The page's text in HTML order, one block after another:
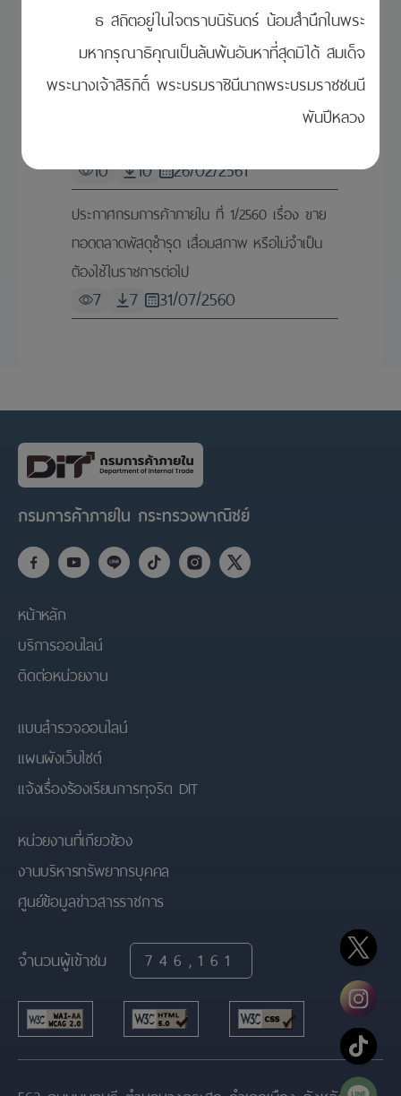
24 มิถุนายน 2563
20 20 25/06/2563
ประกาศกรมการค้าภายใน ที่ 1/2561 เรื่อง ขาย
ทอดตลาดพัสดุซากหมึกเครื่องพิมพ์ จำนวน 63
10 10 26/02/2561
ประกาศกรมการค้าภายใน ที่ 1/2560 เรื่อง ขาย
ทอดตลาดพัสดุชำรุด เสื่อมสภาพ หรือไม่จำเป็น
ต้องใช้ในราชการต่อไป
7 7 31/07/2560
ธ สถิตอยู่ในใจตราบนิรันดร์ น้อมสำนึกในพระ
มหากรุณาธิคุณเป็นล้นพ้นอันหาที่สุดมิได้ สมเด็จ
พระนางเจ้าสิริกิติ์ พระบรมราชินีนาถพระบรมราชชนนี
พันปีหลวง
กรมการค้าภายใน กระทรวงพาณิชย์
หน้าหลัก
บริการออนไลน์
ติดต่อหน่วยงาน
แบบสำรวจออนไลน์
แผนผังเว็บไซต์
แจ้งเรื่องร้องเรียนการทุจริต DIT
หน่วยงานที่เกียวข้อง
งานบริหารทรัพยากรบุคคล
ศูนย์ข้อมูลข่าวสารราชการ
จำนวนผู้เข้าชม 746,161